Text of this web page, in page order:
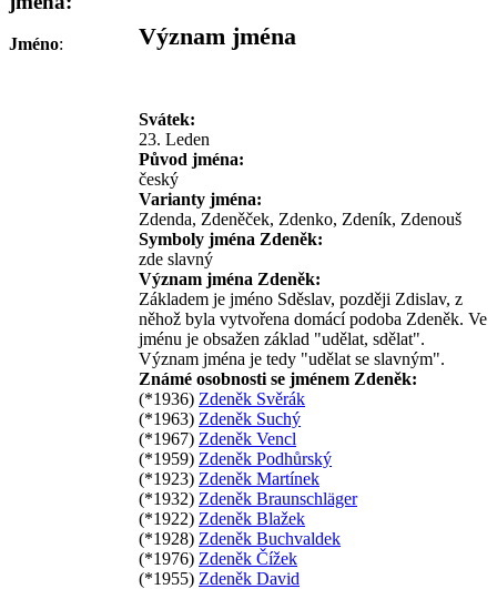
Význam jména
Svátek:
23. Leden
Původ jména:
český
Varianty jména:
Zdenda, Zdeněček, Zdenko, Zdeník, Zdenouš
Symboly jména Zdeněk:
zde slavný
Význam jména Zdeněk:
Základem je jméno Sděslav, později Zdislav, z
něhož byla vytvořena domácí podoba Zdeněk. Ve
jménu je obsažen základ "udělat, sdělat".
Význam jména je tedy "udělat se slavným".
Známé osobnosti se jménem Zdeněk:
(*1936) Zdeněk Svěrák
(*1963) Zdeněk Suchý
(*1967) Zdeněk Vencl
(*1959) Zdeněk Podhůrský
(*1923) Zdeněk Martínek
(*1932) Zdeněk Braunschläger
(*1922) Zdeněk Blažek
(*1928) Zdeněk Buchvaldek
(*1976) Zdeněk Čížek
(*1955) Zdeněk David
Jméno: